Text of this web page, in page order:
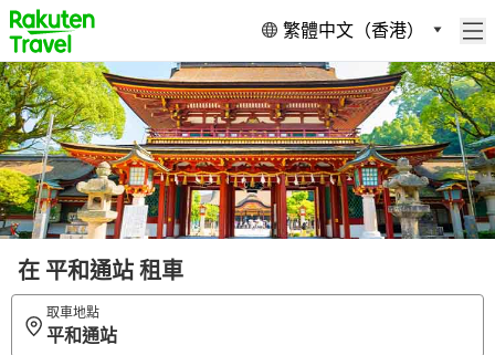
繁體中文（香港）
在 平和通站 租車
取車地點
平和通站